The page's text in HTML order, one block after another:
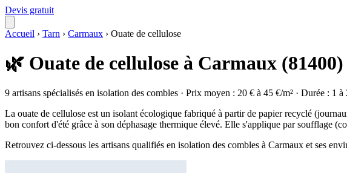
Devis gratuit
Accueil › Tarn › Carmaux › Ouate de cellulose
🌿 Ouate de cellulose à Carmaux (81400)
9 artisans spécialisés en isolation des combles · Prix moyen : 20 € à 45 €/m² · Durée : 1 à
La ouate de cellulose est un isolant écologique fabriqué à partir de papier recyclé
bon confort d'été grâce à son déphasage thermique élevé. Elle s'applique par soufflage
Retrouvez ci-dessous les artisans qualifiés en isolation des combles à Carmaux et ses